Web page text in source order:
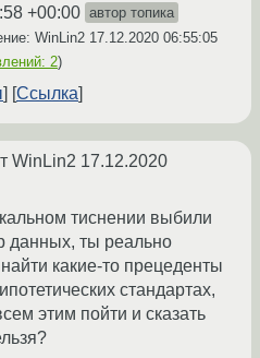
+00:00 автор топика
WinLin2 17.12.2020 06:55:05
2)
Ссылка
WinLin2 17.12.2020
тиснении выбили
данных, ты реально
какие-то прецеденты
стандартах,
этим пойти и сказать